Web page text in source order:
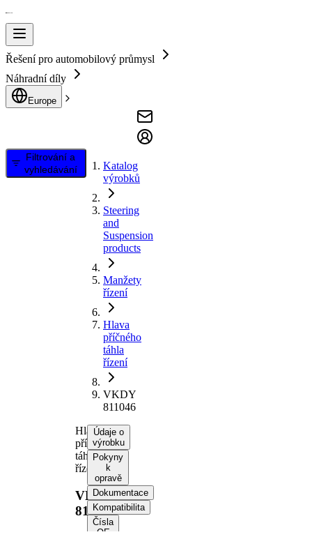
Řešení pro automobilový průmysl
Náhradní díly
Europe
Filtrování a
vyhledávání
Katalog
výrobků
Steering
and
Suspension
products
Manžety
řízení
Hlava
příčného
táhla
řízení
VKDY
811046
Hlava
příčného
táhla
řízení
VKDY
811046
Údaje o
výrobku
Pokyny
k
opravě
Dokumentace
Kompatibilita
Čísla
OE